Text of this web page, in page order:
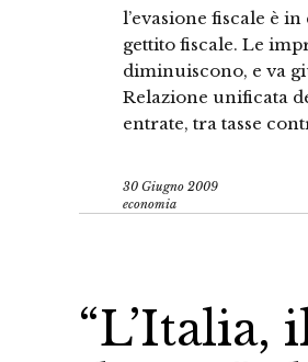
l’evasione fiscale è
gettito fiscale. Le
diminuiscono, e va
Relazione unificata
entrate, tra tasse
30 Giugno 2009
economia